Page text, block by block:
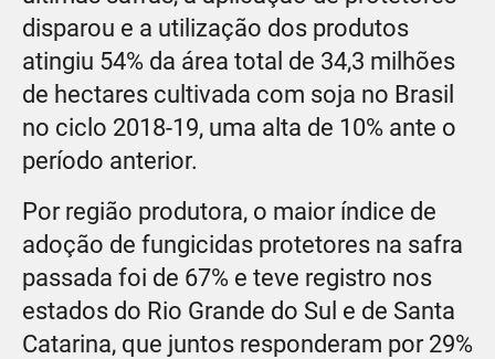
disparou e a utilização dos produtos
atingiu 54% da área total de 34,3 milhões
de hectares cultivada com soja no Brasil
no ciclo 2018-19, uma alta de 10% ante o
período anterior.
Por região produtora, o maior índice de
adoção de fungicidas protetores na safra
passada foi de 67% e teve registro nos
estados do Rio Grande do Sul e de Santa
Catarina, que juntos responderam por 29%